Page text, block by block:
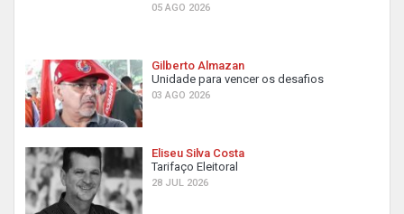
05 AGO 2026
Gilberto Almazan
Unidade para vencer os desafios
03 AGO 2026
Eliseu Silva Costa
Tarifaço Eleitoral
28 JUL 2026